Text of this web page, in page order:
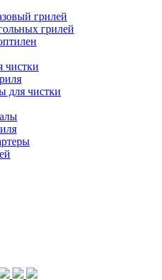
грилей
грилей
чистки
для чистки